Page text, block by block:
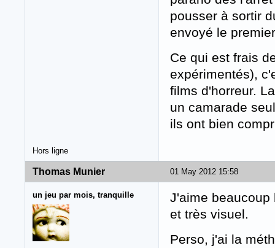
pousser à sortir
envoyé le
Ce qui est frais
expérimentés),
films d'horreur.
un camarade
ils ont bien
Hors ligne
01 May 2012 15:58
Thomas Munier
un jeu par mois, tranquille
J'aime beaucoup
et très visuel.
Perso, j'ai la